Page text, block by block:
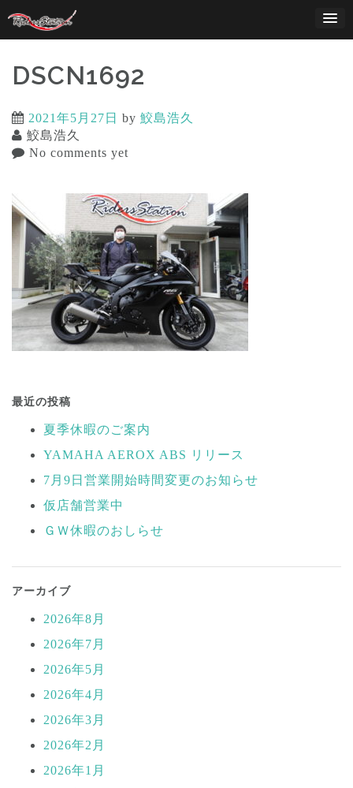
content
DSCN1692
2021年5月27日 by 鮫島浩久
鮫島浩久
No comments yet
稿
ナ
ゲ
ー
シ
ン
最近の投稿
夏季休暇のご案内
YAMAHA AEROX ABS リリース
7月9日営業開始時間変更のお知らせ
仮店舗営業中
ＧＷ休暇のおしらせ
アーカイブ
2026年8月
2026年7月
2026年5月
2026年4月
2026年3月
2026年2月
2026年1月